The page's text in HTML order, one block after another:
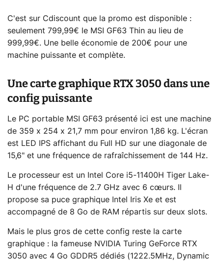
C'est sur Cdiscount que la promo est disponible :
seulement 799,99€ le MSI GF63 Thin au lieu de
999,99€. Une belle économie de 200€ pour une
machine puissante et complète.
Une carte graphique RTX 3050 dans une
config puissante
Le PC portable MSI GF63 présenté ici est une machine
de 359 x 254 x 21,7 mm pour environ 1,86 kg. L'écran
est LED IPS affichant du Full HD sur une diagonale de
15,6" et une fréquence de rafraîchissement de 144 Hz.
Le processeur est un Intel Core i5-11400H Tiger Lake-
H d'une fréquence de 2.7 GHz avec 6 cœurs. Il
propose sa puce graphique Intel Iris Xe et est
accompagné de 8 Go de RAM répartis sur deux slots.
Mais le plus gros de cette config reste la carte
graphique : la fameuse NVIDIA Turing GeForce RTX
3050 avec 4 Go GDDR5 dédiés (1222.5MHz, Dynamic